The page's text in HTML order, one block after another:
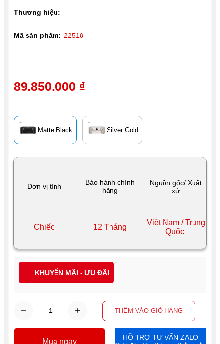
Đơn vị tính
Bảo hành chính
hãng
Nguồn gốc/ Xuất
xứ
Chiếc 12 Tháng
Việt Nam / Trung
Quốc
Matte Black Silver Gold
THÊM VÀO GIỎ HÀNG
89.850.000 ₫
Thương hiệu:
Mã sản phẩm: 22518
Mua ngay
HỖ TRỢ TƯ VẤN ZALO
KHUYẾN MÃI - ƯU ĐÃI